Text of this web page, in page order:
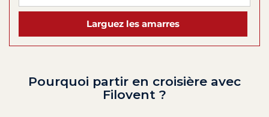
Larguez les amarres
Pourquoi partir en croisière avec
Filovent ?